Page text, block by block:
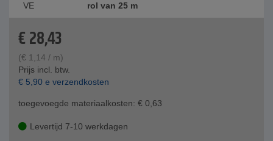
VE rol van 25 m
€28,43
(€ 1,14 / m)
Prijs incl. btw.
€ 5,90 e verzendkosten
toegevoegde materiaalkosten: € 0,63
Levertijd 7-10 werkdagen